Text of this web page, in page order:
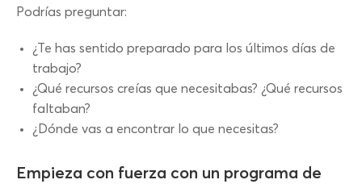
Podrías preguntar:
¿Te has sentido preparado para los últimos días de
trabajo?
¿Qué recursos creías que necesitabas? ¿Qué recursos
faltaban?
¿Dónde vas a encontrar lo que necesitas?
Empieza con fuerza con un programa de